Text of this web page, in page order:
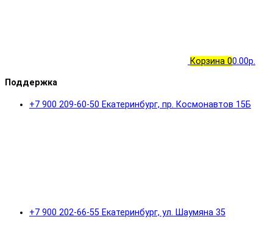
Корзина 00.00р.
Поддержка
+7 900 209-60-50 Екатеринбург, пр. Космонавтов 15Б
+7 900 202-66-55 Екатеринбург, ул. Шаумяна 35